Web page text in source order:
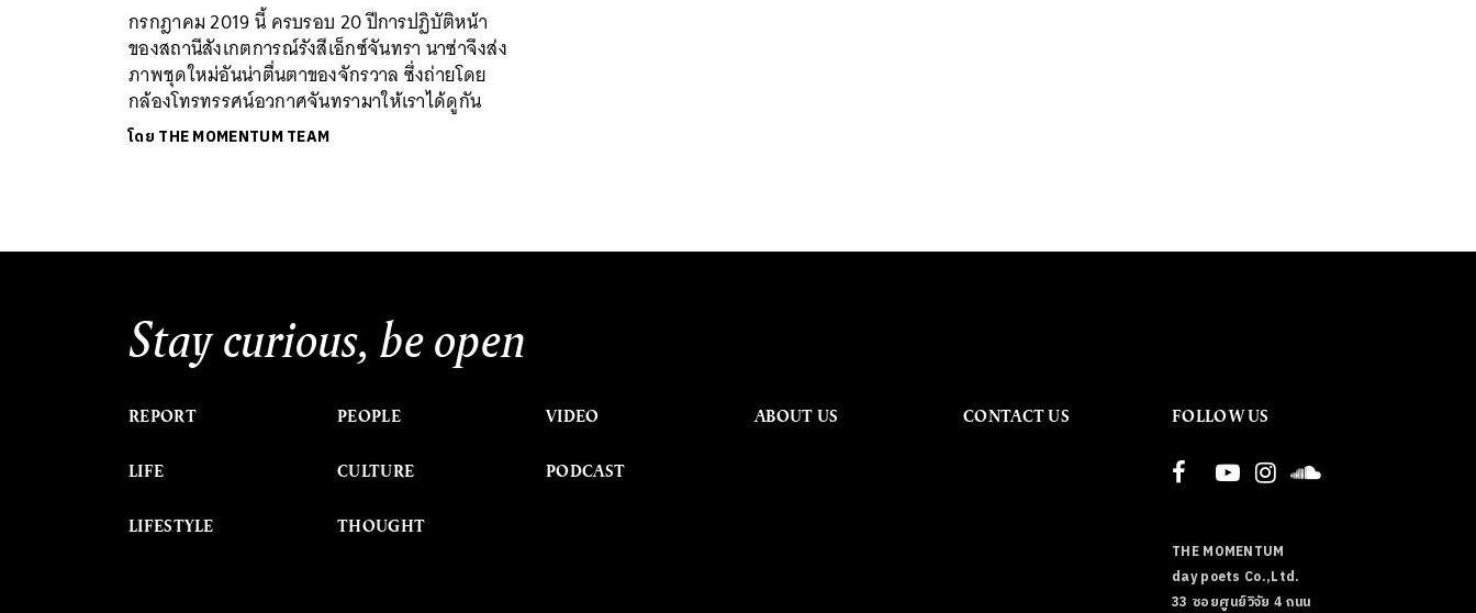
กรกฎาคม 2019 นี้ ครบรอบ 20 ปีการปฏิบัติหน้า
ของสถานีสังเกตการณ์รังสีเอ็กซ์จันทรา นาซ่าจึงส่ง
ภาพชุดใหม่อันน่าตื่นตาของจักรวาล ซึ่งถ่ายโดย
กล้องโทรทรรศน์อวกาศจันทรามาให้เราได้ดูกัน
โดย THE MOMENTUM TEAM
Stay curious, be open
REPORT
LIFE
LIFESTYLE
PEOPLE
CULTURE
THOUGHT
VIDEO
PODCAST
ABOUT US CONTACT US FOLLOW US
THE MOMENTUM
day poets Co.,Ltd.
33 ซอยศูนย์วิจัย 4 ถนน